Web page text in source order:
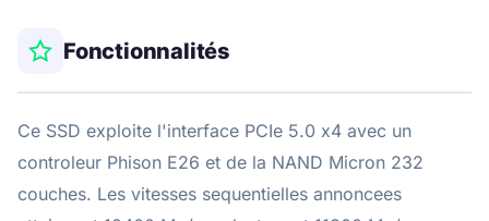
Fonctionnalités
Ce SSD exploite l'interface PCIe 5.0 x4 avec un
controleur Phison E26 et de la NAND Micron 232
couches. Les vitesses sequentielles annoncees